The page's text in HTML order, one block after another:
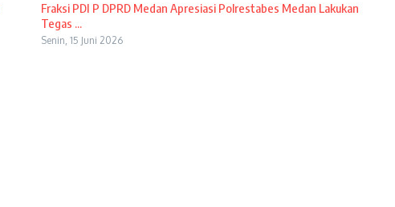
Fraksi PDI P DPRD Medan Apresiasi Polrestabes Medan Lakukan
Tegas ...
Senin, 15 Juni 2026